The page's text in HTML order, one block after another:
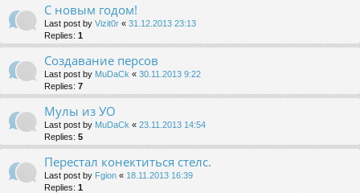
С новым годом!
Last post by Vizit0r « 31.12.2013 23:13
Replies: 1
Создавание персов
Last post by MuDaCk « 30.11.2013 9:22
Replies: 7
Мулы из УО
Last post by MuDaCk « 23.11.2013 14:54
Replies: 5
Перестал конектиться стелс.
Last post by Fgion « 18.11.2013 16:39
Replies: 1